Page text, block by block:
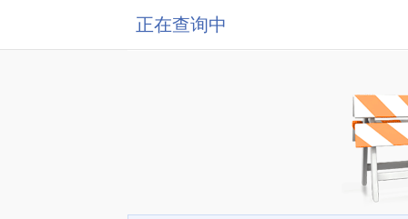
正在查询中